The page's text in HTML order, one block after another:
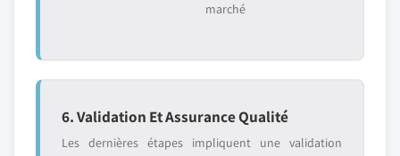
marché
6. Validation Et Assurance Qualité
Les dernières étapes impliquent une validation